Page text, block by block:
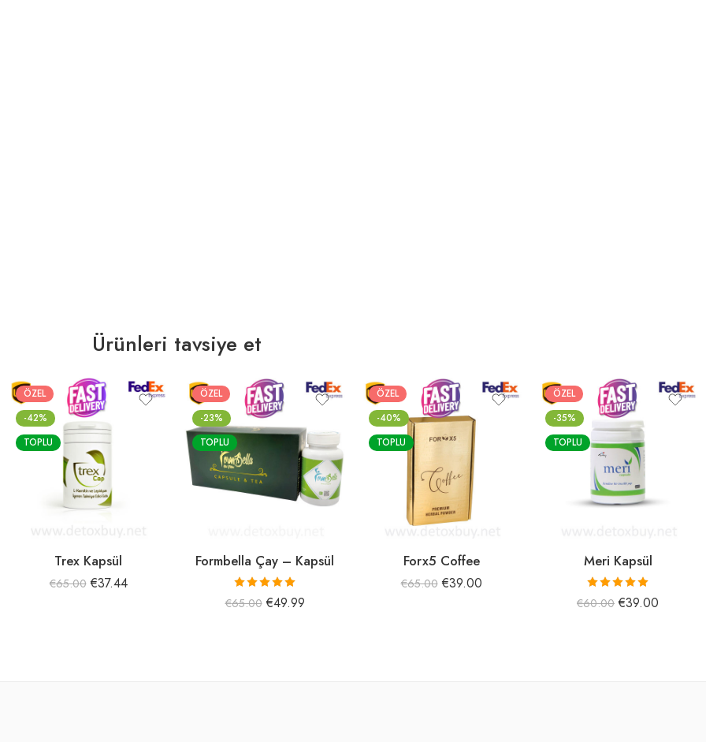
Ürünleri tavsiye et
ÖZEL
-42%
TOPLU
Trex Kapsül
€65.00 €37.44
ÖZEL
-23%
TOPLU
Formbella Çay – Kapsül
5 üzerinden
5.00oy aldı
€65.00 €49.99
ÖZEL
-40%
TOPLU
Forx5 Coffee
€65.00 €39.00
ÖZEL
-35%
TOPLU
Meri Kapsül
5 üzerinden
5.00oy aldı
€60.00 €39.00